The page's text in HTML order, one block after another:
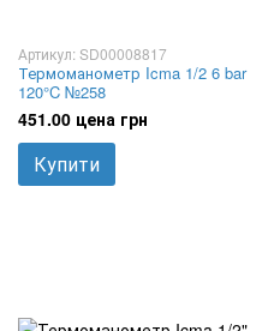
Артикул: SD00008817
Термоманометр Icma 1/2 6 bar
120°C №258
451.00 цена грн
Купити